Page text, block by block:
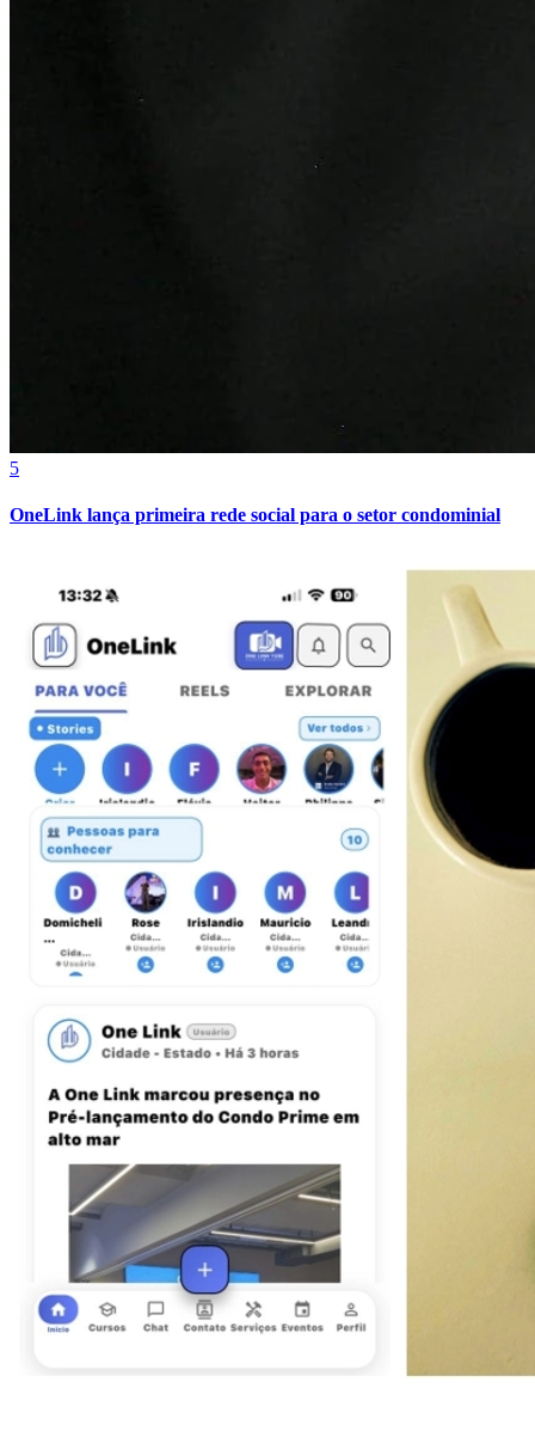
Vitória
5
OneLink lança primeira rede social para o setor condominial